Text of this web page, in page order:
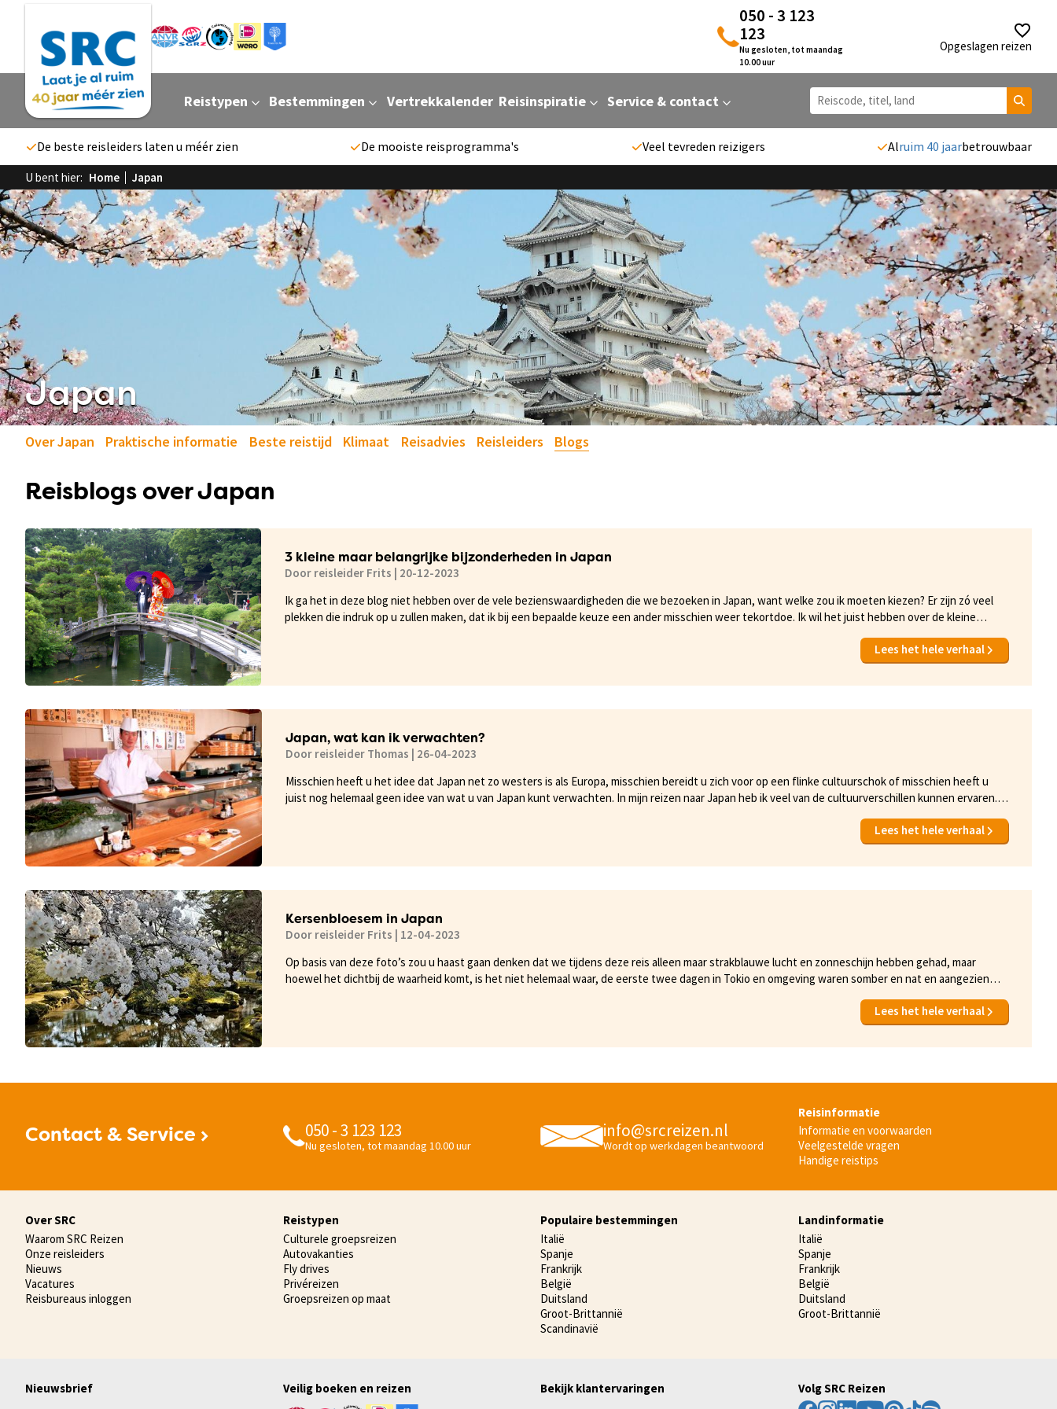
050 - 3 123
123
Nu gesloten, tot maandag
10.00 uur
Opgeslagen reizen
Reistypen Bestemmingen Vertrekkalender Reisinspiratie Service & contact
De beste reisleiders laten u méér zien De mooiste reisprogramma's Veel tevreden reizigers Alruim 40 jaarbetrouwbaar
U bent hier: Home Japan
Japan
Over Japan Praktische informatie Beste reistijd Klimaat Reisadvies Reisleiders Blogs
Reisblogs over Japan
3 kleine maar belangrijke bijzonderheden in Japan
Door reisleider Frits | 20-12-2023
Ik ga het in deze blog niet hebben over de vele bezienswaardigheden die we bezoeken in Japan, want welke zou ik moeten kiezen? Er zijn zó veel
plekken die indruk op u zullen maken, dat ik bij een bepaalde keuze een ander misschien weer tekortdoe. Ik wil het juist hebben over de kleine
Lees het hele verhaal
Japan, wat kan ik verwachten?
Door reisleider Thomas | 26-04-2023
Misschien heeft u het idee dat Japan net zo westers is als Europa, misschien bereidt u zich voor op een flinke cultuurschok of misschien heeft u
juist nog helemaal geen idee van wat u van Japan kunt verwachten. In mijn reizen naar Japan heb ik veel van de cultuurverschillen kunnen ervaren.
Lees het hele verhaal
Kersenbloesem in Japan
Door reisleider Frits | 12-04-2023
Op basis van deze foto’s zou u haast gaan denken dat we tijdens deze reis alleen maar strakblauwe lucht en zonneschijn hebben gehad, maar
hoewel het dichtbij de waarheid komt, is het niet helemaal waar, de eerste twee dagen in Tokio en omgeving waren somber en nat en aangezien
Lees het hele verhaal
Contact & Service 050 - 3 123 123
Nu gesloten, tot maandag 10.00 uur
info@srcreizen.nl
Wordt op werkdagen beantwoord
Reisinformatie
Informatie en voorwaarden
Veelgestelde vragen
Handige reistips
Over SRC
Waarom SRC Reizen
Onze reisleiders
Nieuws
Vacatures
Reisbureaus inloggen
Reistypen
Culturele groepsreizen
Autovakanties
Fly drives
Privéreizen
Groepsreizen op maat
Populaire bestemmingen
Italië
Spanje
Frankrijk
België
Duitsland
Groot-Brittannië
Scandinavië
Landinformatie
Italië
Spanje
Frankrijk
België
Duitsland
Groot-Brittannië
Nieuwsbrief Veilig boeken en reizen Bekijk klantervaringen Volg SRC Reizen